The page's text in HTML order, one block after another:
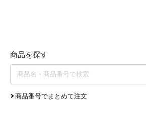
商品を探す
商品番号でまとめて注文